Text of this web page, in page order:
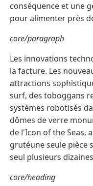
conséquence et une
pour alimenter près
core/paragraph
Les innovations
la facture. Les
attractions
surf, des toboggans
systèmes robotisés
dômes de verre
de l'Icon of the Seas,
grutéune seule pièce
seul plusieurs
core/heading